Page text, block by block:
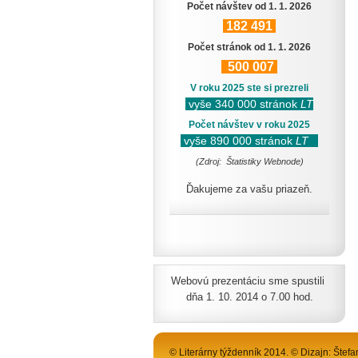
Počet návštev od 1. 1. 2026
182 491
Počet stránok od 1. 1. 2026
500 007
V roku 2025 ste si prezreli
vyše 340 000 stránok LT
Počet návštev v roku 2025
vyše 890 000 stránok LT
(Zdroj: Štatistiky Webnode)
Ďakujeme za vašu priazeň.
Webovú prezentáciu sme spustili
dňa 1. 10. 2014 o 7.00 hod.
© Literárny týždenník 2014. © Dizajn: